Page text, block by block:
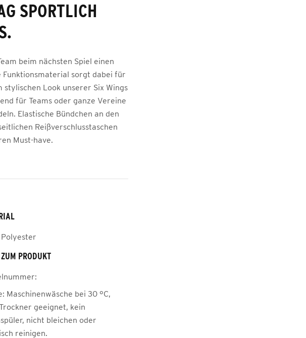
SPORTLICH
beim nächsten Spiel einen
sorgt dabei für
Look unserer Six Wings
für Teams oder ganze Vereine
Elastische Bündchen an den
Reißverschlusstaschen
Must-have.
Polyester
PRODUKT
Maschinenwäsche bei 30 °C,
geeignet, kein
nicht bleichen oder
reinigen.